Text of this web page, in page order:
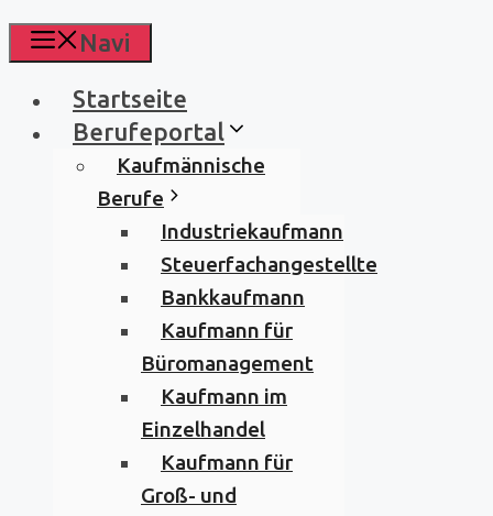
Navi
Startseite
Berufeportal
Kaufmännische
Berufe
Industriekaufmann
Steuerfachangestellte
Bankkaufmann
Kaufmann für
Büromanagement
Kaufmann im
Einzelhandel
Kaufmann für
Groß- und